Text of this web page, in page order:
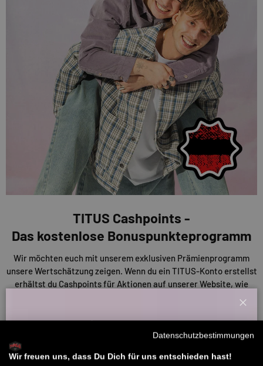
TITUS Cashpoints -
Das kostenlose Bonuspunkteprogramm
Wir möchten euch mit unserem exklusiven Prämienprogramm
unsere Wertschätzung zeigen. Wenn du ein TITUS-Konto erstellst
erhältst du Cashpoints für Aktionen auf unserer Website, wie
mehr du also sammelst, desto mehr sparst du!
ENTDECKE UNSERE CASHPOINTS
Willkommensbonus
Willkommens-Rabattcode direkt per Mail zugeschickt.
Datenschutzbestimmungen
Wir freuen uns, dass Du Dich für uns entschieden hast!